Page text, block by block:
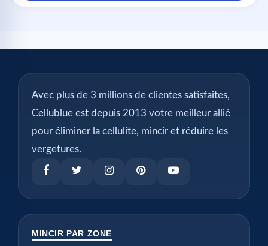
Avec plus de 3 millions de clientes satisfaites,
Cellublue est depuis 2013 votre meilleur allié
pour éliminer la cellulite, mincir et réduire les
vergetures.
MINCIR PAR ZONE